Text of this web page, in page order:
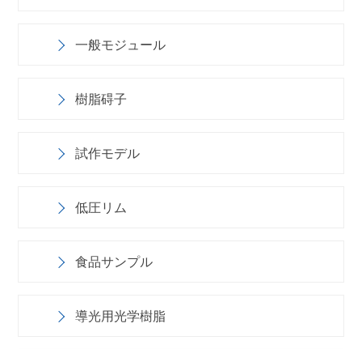
一般モジュール
樹脂碍子
試作モデル
低圧リム
食品サンプル
導光用光学樹脂